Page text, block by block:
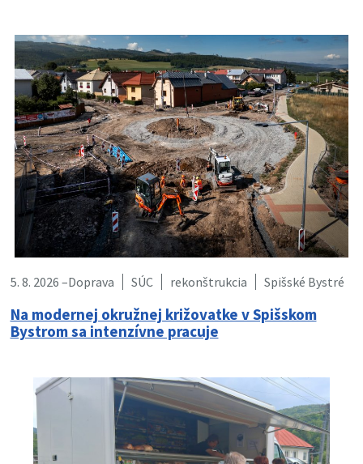
5. 8. 2026 –Doprava SÚC rekonštrukcia Spišské Bystré
Na modernej okružnej križovatke v Spišskom
Bystrom sa intenzívne pracuje